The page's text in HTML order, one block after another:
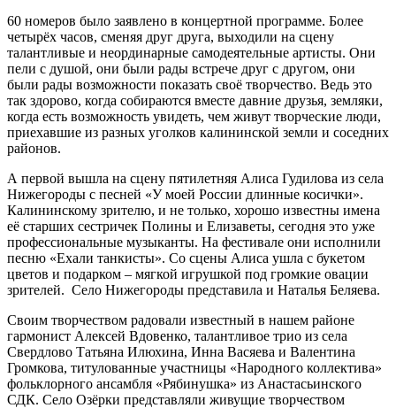
60 номеров было заявлено в концертной программе. Более
четырёх часов, сменяя друг друга, выходили на сцену
талантливые и неординарные самодеятельные артисты. Они
пели с душой, они были рады встрече друг с другом, они
были рады возможности показать своё творчество. Ведь это
так здорово, когда собираются вместе давние друзья, земляки,
когда есть возможность увидеть, чем живут творческие люди,
приехавшие из разных уголков калининской земли и соседних
районов.
А первой вышла на сцену пятилетняя Алиса Гудилова из села
Нижегороды с песней «У моей России длинные косички».
Калининскому зрителю, и не только, хорошо известны имена
её старших сестричек Полины и Елизаветы, сегодня это уже
профессиональные музыканты. На фестивале они исполнили
песню «Ехали танкисты». Со сцены Алиса ушла с букетом
цветов и подарком – мягкой игрушкой под громкие овации
зрителей. Село Нижегороды представила и Наталья Беляева.
Своим творчеством радовали известный в нашем районе
гармонист Алексей Вдовенко, талантливое трио из села
Свердлово Татьяна Илюхина, Инна Васяева и Валентина
Громкова, титулованные участницы «Народного коллектива»
фольклорного ансамбля «Рябинушка» из Анастасьинского
СДК. Село Озёрки представляли живущие творчеством